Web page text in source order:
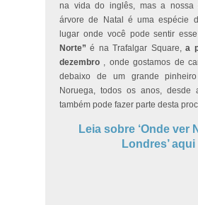
na vida do inglês, mas a nossa
árvore de Natal é uma espécie
lugar onde você pode sentir esse
Norte” é na Trafalgar Square,a
dezembro , onde gostamos de
debaixo de um grande
Noruega, todos os anos, desde
também pode fazer parte desta
Leia sobre ‘Onde ver
Londres’ aqui